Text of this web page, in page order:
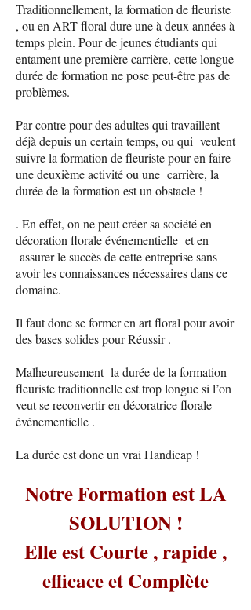
Traditionnellement, la formation de fleuriste
, ou en ART floral dure une à deux années à
temps plein. Pour de jeunes étudiants qui
entament une première carrière, cette longue
durée de formation ne pose peut-être pas de
problèmes.
Par contre pour des adultes qui travaillent
déjà depuis un certain temps, ou qui veulent
suivre la formation de fleuriste pour en faire
une deuxième activité ou une carrière, la
durée de la formation est un obstacle !
. En effet, on ne peut créer sa société en
décoration florale événementielle et en
assurer le succès de cette entreprise sans
avoir les connaissances nécessaires dans ce
domaine.
Il faut donc se former en art floral pour avoir
des bases solides pour Réussir .
Malheureusement la durée de la formation
fleuriste traditionnelle est trop longue si l’on
veut se reconvertir en décoratrice florale
événementielle .
La durée est donc un vrai Handicap !
Notre Formation est LA
SOLUTION !
Elle est Courte , rapide ,
efficace et Complète